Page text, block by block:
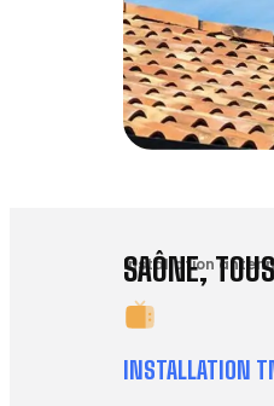
Installation
SAÔNE,
INSTALLATION